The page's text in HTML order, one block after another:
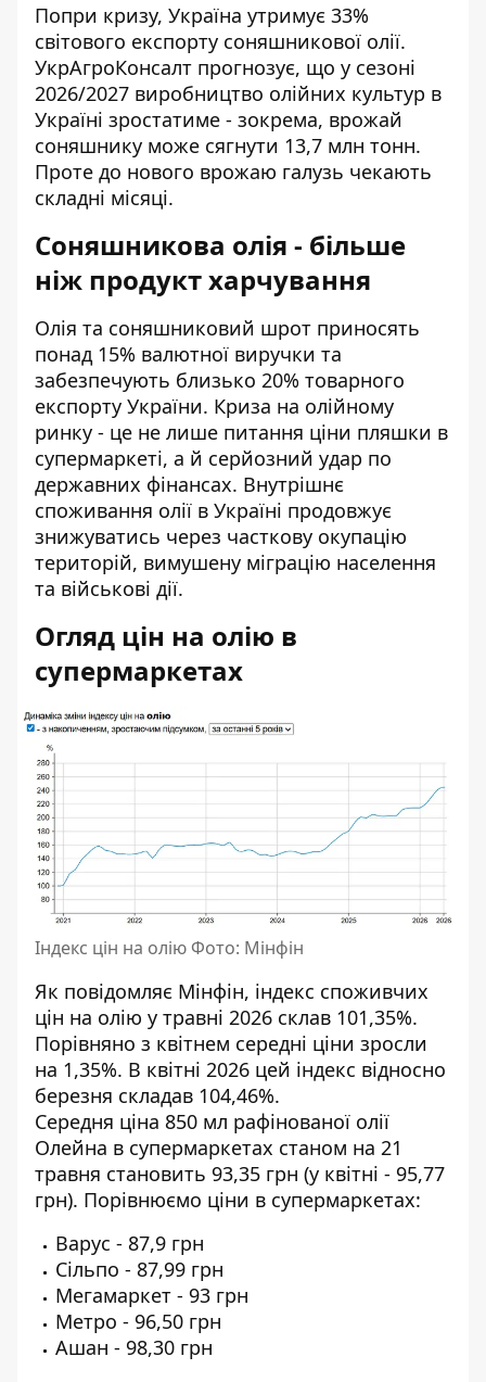
Попри кризу, Україна утримує 33%
світового експорту соняшникової олії.
УкрАгроКонсалт прогнозує, що у сезоні
2026/2027 виробництво олійних культур в
Україні зростатиме - зокрема, врожай
соняшнику може сягнути 13,7 млн тонн.
Проте до нового врожаю галузь чекають
складні місяці.
Соняшникова олія - більше
ніж продукт харчування
Олія та соняшниковий шрот приносять
понад 15% валютної виручки та
забезпечують близько 20% товарного
експорту України. Криза на олійному
ринку - це не лише питання ціни пляшки в
супермаркеті, а й серйозний удар по
державних фінансах. Внутрішнє
споживання олії в Україні продовжує
знижуватись через часткову окупацію
територій, вимушену міграцію населення
та військові дії.
Огляд цін на олію в
супермаркетах
Індекс цін на олію Фото: Мінфін
Як повідомляє Мінфін, індекс споживчих
цін на олію у травні 2026 склав 101,35%.
Порівняно з квітнем середні ціни зросли
на 1,35%. В квітні 2026 цей індекс відносно
березня складав 104,46%.
Середня ціна 850 мл рафінованої олії
Олейна в супермаркетах станом на 21
травня становить 93,35 грн (у квітні - 95,77
грн). Порівнюємо ціни в супермаркетах:
Варус - 87,9 грн
Сільпо - 87,99 грн
Мегамаркет - 93 грн
Метро - 96,50 грн
Ашан - 98,30 грн